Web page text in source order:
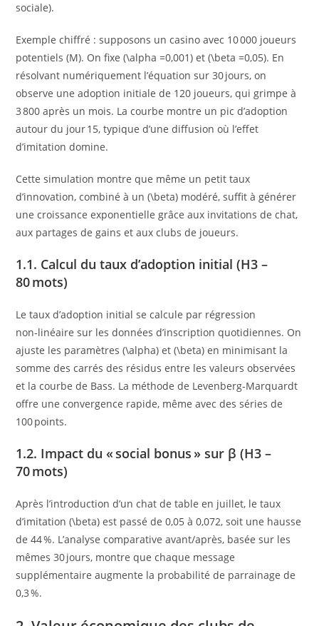
sociale).
Exemple chiffré : supposons un casino avec 10 000 joueurs
potentiels (M). On fixe (\alpha =0,001) et (\beta =0,05). En
résolvant numériquement l’équation sur 30 jours, on
observe une adoption initiale de 120 joueurs, qui grimpe à
3 800 après un mois. La courbe montre un pic d’adoption
autour du jour 15, typique d’une diffusion où l’effet
d’imitation domine.
Cette simulation montre que même un petit taux
d’innovation, combiné à un (\beta) modéré, suffit à générer
une croissance exponentielle grâce aux invitations de chat,
aux partages de gains et aux clubs de joueurs.
1.1. Calcul du taux d’adoption initial (H3 –
80 mots)
Le taux d’adoption initial se calcule par régression
non‑linéaire sur les données d’inscription quotidiennes. On
ajuste les paramètres (\alpha) et (\beta) en minimisant la
somme des carrés des résidus entre les valeurs observées
et la courbe de Bass. La méthode de Levenberg‑Marquardt
offre une convergence rapide, même avec des séries de
100 points.
1.2. Impact du « social bonus » sur β (H3 –
70 mots)
Après l’introduction d’un chat de table en juillet, le taux
d’imitation (\beta) est passé de 0,05 à 0,072, soit une hausse
de 44 %. L’analyse comparative avant/après, basée sur les
mêmes 30 jours, montre que chaque message
supplémentaire augmente la probabilité de parrainage de
0,3 %.